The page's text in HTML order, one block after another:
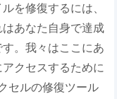
を修復するには、
あなた自身で達成
。我々はここにあ
クセスするために
セルの修復ツール